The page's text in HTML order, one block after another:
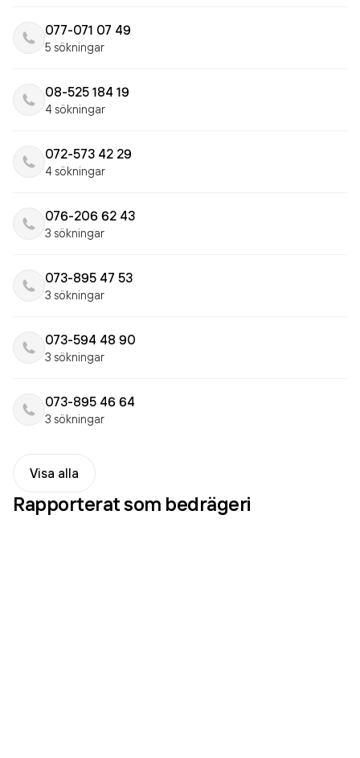
077-071 07 49
5 sökningar
08-525 184 19
4 sökningar
072-573 42 29
4 sökningar
076-206 62 43
3 sökningar
073-895 47 53
3 sökningar
073-594 48 90
3 sökningar
073-895 46 64
3 sökningar
Visa alla
Rapporterat som bedrägeri